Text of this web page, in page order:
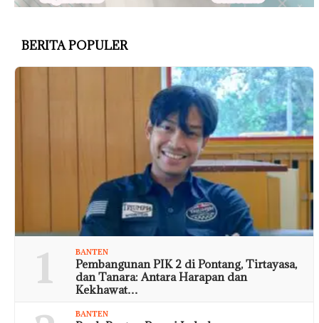
BERITA POPULER
1 BANTEN
Pembangunan PIK 2 di Pontang, Tirtayasa,
dan Tanara: Antara Harapan dan
Kekhawat…
BANTEN